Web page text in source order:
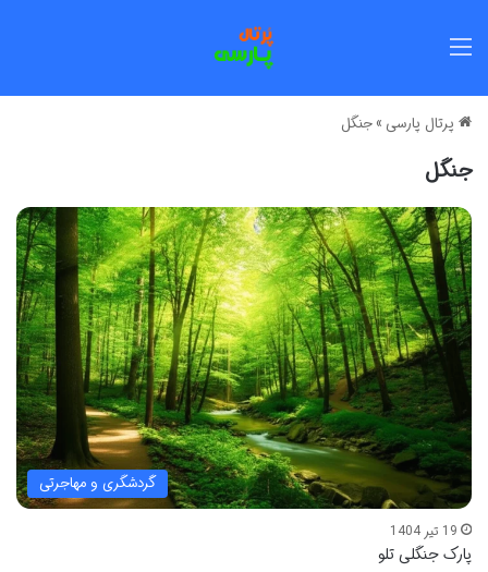
پرتال پارسی »جنگل
جنگل
گردشگری و مهاجرتی
19 تیر 1404
پارک جنگلی تلو